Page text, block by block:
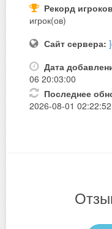
Рекорд
игрок(ов)
Сайт сервера:
Дата
06 20:03:00
Последнее
2026-08-01 02:22:52